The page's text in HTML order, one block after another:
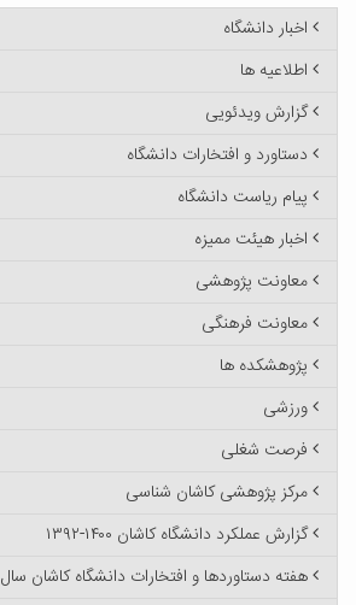
اخبار دانشگاه
اطلاعیه ها
گزارش ویدئویی
دستاورد و افتخارات دانشگاه
پیام ریاست دانشگاه
اخبار هیئت ممیزه
معاونت پژوهشی
معاونت فرهنگی
پژوهشکده ها
ورزشی
فرصت شغلی
مرکز پژوهشی کاشان شناسی
گزارش عملکرد دانشگاه کاشان ۱۴۰۰-۱۳۹۲
هفته دستاوردها و افتخارات دانشگاه کاشان سال ۱۴۰۰